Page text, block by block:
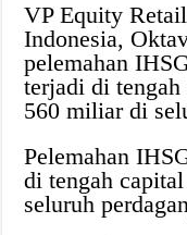
VP Equity
Indonesia,
pelemahan
terjadi di
560 miliar di
Pelemahan
di tengah
seluruh